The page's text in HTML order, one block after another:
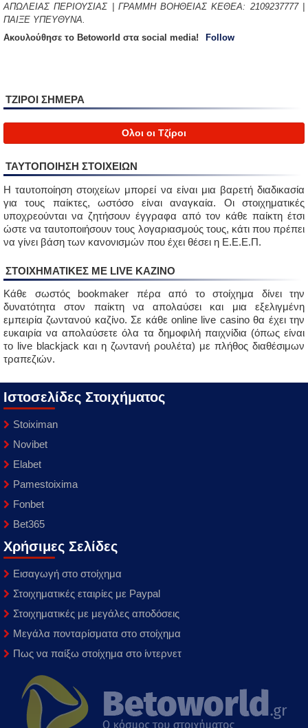
ΑΠΩΛΕΙΑΣ ΠΕΡΙΟΥΣΙΑΣ | ΓΡΑΜΜΗ ΒΟΗΘΕΙΑΣ ΚΕΘΕΑ: 2109237777 |
ΠΑΙΞΕ ΥΠΕΥΘΥΝΑ.
Aκουλούθησε το Betoworld στα social media!
Follow
ΤΖΙΡΟΙ ΣΗΜΕΡΑ
Ολοι οι Τζίροι
ΤΑΥΤΟΠΟΙΗΣΗ ΣΤΟΙΧΕΙΩΝ
Η ταυτοποίηση στοιχείων μπορεί να είναι μια βαρετή διαδικασία
για τους παίκτες, ωστόσο είναι αναγκαία. Οι στοιχηματικές
υποχρεούνται να ζητήσουν έγγραφα από τον κάθε παίκτη έτσι
ώστε να ταυτοποιήσουν τους λογαριασμούς τους, κάτι που πρέπει
να γίνει βάση των κανονισμών που έχει θέσει η Ε.Ε.Ε.Π.
ΣΤΟΙΧΗΜΑΤΙΚΈΣ ΜΕ LIVE ΚΑΖΙΝΟ
Κάθε σωστός bookmaker πέρα από το στοίχημα δίνει την
δυνατότητα στον παίκτη να απολαύσει και μια εξελιγμένη
εμπειρία ζωντανού καζίνο. Σε κάθε online live casino θα έχει την
ευκαιρία να απολαύσετε όλα τα δημοφιλή παιχνίδια (όπως είναι
το live blackjack και η ζωντανή ρουλέτα) με πλήθος διαθέσιμων
τραπεζιών.
Ιστοσελίδες Στοιχήματος
Stoiximan
Novibet
Elabet
Pamestoixima
Fonbet
Bet365
Χρήσιμες Σελίδες
Εισαγωγή στο στοίχημα
Στοιχηματικές εταιρίες με Paypal
Στοιχηματικές με μεγάλες αποδόσεις
Μεγάλα πονταρίσματα στο στοίχημα
Πως να παίξω στοίχημα στο ίντερνετ